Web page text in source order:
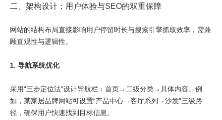
二、架构设计：用户体验与SEO的双重保障
网站的结构布局直接影响用户停留时长与搜索引擎抓取效率，需兼
顾直观性与逻辑性。
1. 导航系统优化
采用“三步定位法”设计导航栏：首页→二级分类→具体内容。例
如，某家居品牌网站可设置“产品中心→客厅系列→沙发”三级路
径，确保用户快速找到目标信息。